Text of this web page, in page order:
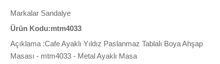
Markalar Sandalye
Ürün Kodu:mtm4033
Açıklama :Cafe Ayaklı Yıldız Paslanmaz Tablalı Boya Ahşap
Masası - mtm4033 - Metal Ayaklı Masa